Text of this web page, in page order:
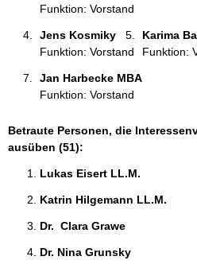
Funktion: Vorstand
Jens Kosmiky
Funktion: Vorstand
Karima
Funktion:
Jan Harbecke MBA
Funktion: Vorstand
Betraute Personen, die
ausüben (51):
Lukas Eisert LL.M.
Katrin Hilgemann LL.M.
Dr.  Clara Grawe
Dr. Nina Grunsky